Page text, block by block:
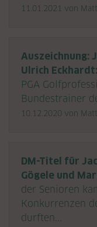
11.01.2021 von
Auszeichnung:
Ulrich Eckhardt:
PGA
Bundestrainer
10.12.2020 von
DM-Titel für
Gögele und
der Senioren
Konkurrenzen
durften...